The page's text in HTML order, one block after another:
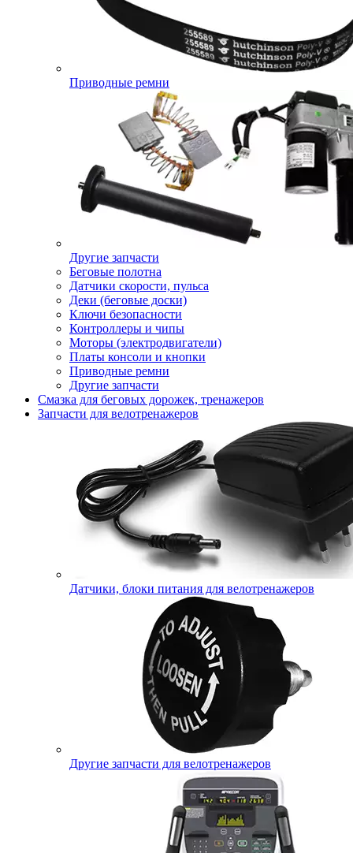
Приводные ремни
Другие запчасти
Беговые полотна
Датчики скорости, пульса
Деки (беговые доски)
Ключи безопасности
Контроллеры и чипы
Моторы (электродвигатели)
Платы консоли и кнопки
Приводные ремни
Другие запчасти
Смазка для беговых дорожек, тренажеров
Запчасти для велотренажеров
Датчики, блоки питания для велотренажеров
Другие запчасти для велотренажеров